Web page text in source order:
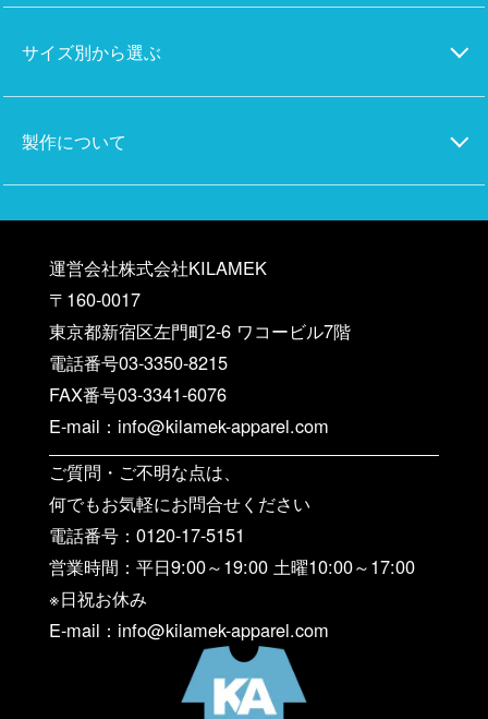
サイズ別から選ぶ
製作について
運営会社株式会社KILAMEK
〒160-0017
東京都新宿区左門町2-6 ワコービル7階
電話番号03-3350-8215
FAX番号03-3341-6076
E-mail：info@kilamek-apparel.com
ご質問・ご不明な点は、
何でもお気軽にお問合せください
電話番号：0120-17-5151
営業時間：平日9:00～19:00 土曜10:00～17:00
※日祝お休み
E-mail：info@kilamek-apparel.com